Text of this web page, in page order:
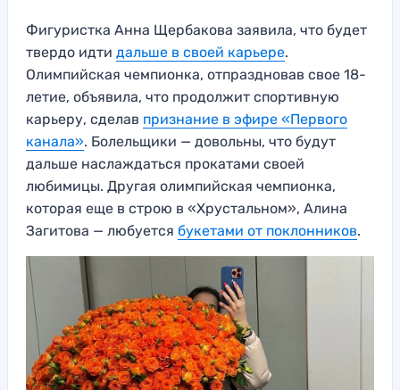
Фигуристка Анна Щербакова заявила, что будет
твердо идти дальше в своей карьере.
Олимпийская чемпионка, отпраздновав свое 18-
летие, объявила, что продолжит спортивную
карьеру, сделав признание в эфире «Первого
канала». Болельщики — довольны, что будут
дальше наслаждаться прокатами своей
любимицы. Другая олимпийская чемпионка,
которая еще в строю в «Хрустальном», Алина
Загитова — любуется букетами от поклонников.